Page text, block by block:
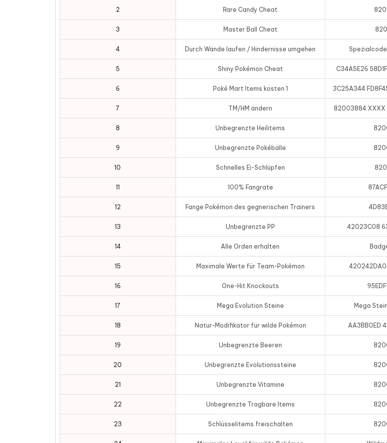
2 Rare Candy Cheat
3 Master Ball Cheat
4 Durch Wände laufen / Hindernisse umgehen
5 Shiny Pokémon Cheat C34A5E26
6 Poké Mart Items kosten 1 3C25A344
7 TM/HM ändern 82003884
8 Unbegrenzte Heilitems
9 Unbegrenzte Pokébälle
10 Schnelles Ei-Schlüpfen
11 100% Fangrate
12 Fange Pokémon des gegnerischen Trainers
13 Unbegrenzte PP 42023C08
14 Alle Orden erhalten
15 Maximale Werte für Team-Pokémon
16 One-Hit Knockouts
17 Mega Evolution Steine Mega
18 Natur-Modifikator für wilde Pokémon AA3BB0ED
19 Unbegrenzte Beeren
20 Unbegrenzte Evolutionssteine
21 Unbegrenzte Vitamine
22 Unbegrenzte Tragbare Items
23 Schlüsselitems freischalten